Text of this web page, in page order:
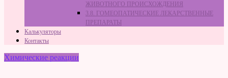
ЖИВОТНОГО ПРОИСХОЖДЕНИЯ
3.8. ГОМЕОПАТИЧЕСКИЕ ЛЕКАРСТВЕННЫЕ
ПРЕПАРАТЫ
Калькуляторы
Контакты
Химические реакции